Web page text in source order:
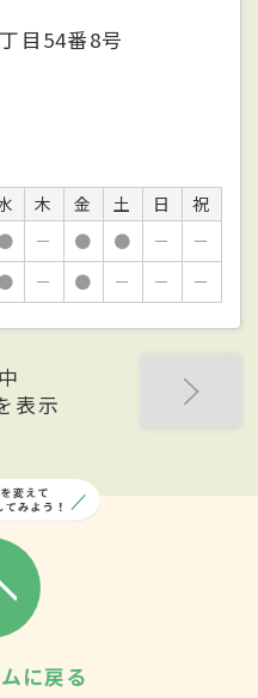
目54番8号
木 金 土 日
祝
－ ● ● －
－
－ ● － － －
表示
に戻る